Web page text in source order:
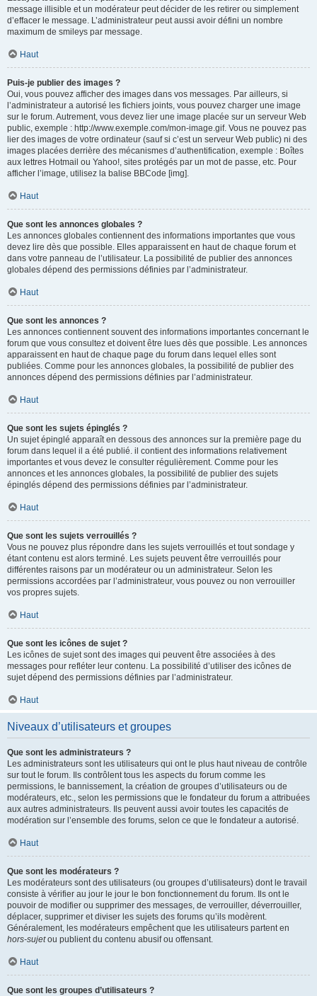
message illisible et un modérateur peut décider de les retirer ou simplement
d’effacer le message. L’administrateur peut aussi avoir défini un nombre
maximum de smileys par message.
Haut
Puis-je publier des images ?
Oui, vous pouvez afficher des images dans vos messages. Par ailleurs, si
l’administrateur a autorisé les fichiers joints, vous pouvez charger une image
sur le forum. Autrement, vous devez lier une image placée sur un serveur Web
public, exemple : http://www.exemple.com/mon-image.gif. Vous ne pouvez pas
lier des images de votre ordinateur (sauf si c’est un serveur Web public) ni des
images placées derrière des mécanismes d’authentification, exemple : Boîtes
aux lettres Hotmail ou Yahoo!, sites protégés par un mot de passe, etc. Pour
afficher l’image, utilisez la balise BBCode [img].
Haut
Que sont les annonces globales ?
Les annonces globales contiennent des informations importantes que vous
devez lire dès que possible. Elles apparaissent en haut de chaque forum et
dans votre panneau de l’utilisateur. La possibilité de publier des annonces
globales dépend des permissions définies par l’administrateur.
Haut
Que sont les annonces ?
Les annonces contiennent souvent des informations importantes concernant le
forum que vous consultez et doivent être lues dès que possible. Les annonces
apparaissent en haut de chaque page du forum dans lequel elles sont
publiées. Comme pour les annonces globales, la possibilité de publier des
annonces dépend des permissions définies par l’administrateur.
Haut
Que sont les sujets épinglés ?
Un sujet épinglé apparaît en dessous des annonces sur la première page du
forum dans lequel il a été publié. il contient des informations relativement
importantes et vous devez le consulter régulièrement. Comme pour les
annonces et les annonces globales, la possibilité de publier des sujets
épinglés dépend des permissions définies par l’administrateur.
Haut
Que sont les sujets verrouillés ?
Vous ne pouvez plus répondre dans les sujets verrouillés et tout sondage y
étant contenu est alors terminé. Les sujets peuvent être verrouillés pour
différentes raisons par un modérateur ou un administrateur. Selon les
permissions accordées par l’administrateur, vous pouvez ou non verrouiller
vos propres sujets.
Haut
Que sont les icônes de sujet ?
Les icônes de sujet sont des images qui peuvent être associées à des
messages pour refléter leur contenu. La possibilité d’utiliser des icônes de
sujet dépend des permissions définies par l’administrateur.
Haut
Niveaux d’utilisateurs et groupes
Que sont les administrateurs ?
Les administrateurs sont les utilisateurs qui ont le plus haut niveau de contrôle
sur tout le forum. Ils contrôlent tous les aspects du forum comme les
permissions, le bannissement, la création de groupes d’utilisateurs ou de
modérateurs, etc., selon les permissions que le fondateur du forum a attribuées
aux autres administrateurs. Ils peuvent aussi avoir toutes les capacités de
modération sur l’ensemble des forums, selon ce que le fondateur a autorisé.
Haut
Que sont les modérateurs ?
Les modérateurs sont des utilisateurs (ou groupes d’utilisateurs) dont le travail
consiste à vérifier au jour le jour le bon fonctionnement du forum. Ils ont le
pouvoir de modifier ou supprimer des messages, de verrouiller, déverrouiller,
déplacer, supprimer et diviser les sujets des forums qu’ils modèrent.
Généralement, les modérateurs empêchent que les utilisateurs partent en
hors-sujetou publient du contenu abusif ou offensant.
Haut
Que sont les groupes d’utilisateurs ?